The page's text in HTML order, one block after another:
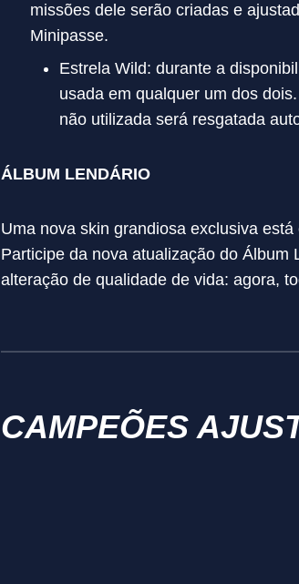
missões dele serão criadas e
Minipasse.
Estrela Wild: durante a
usada em qualquer um dos
não utilizada será resgatada
ÁLBUM LENDÁRIO
Uma nova skin grandiosa exclusiva
Participe da nova atualização do Álbum
alteração de qualidade de vida: agora,
CAMPEÕES